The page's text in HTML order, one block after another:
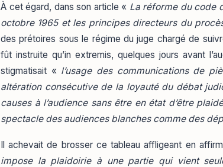
À cet égard, dans son article « La réforme du code
octobre 1965 et les principes directeurs du
des prétoires sous le régime du juge chargé de
fût instruite qu’in extremis, quelques jours avant
stigmatisait « l’usage des communications de
altération consécutive de la loyauté du débat
causes à l’audience sans être en état d’être
spectacle des audiences blanches comme des
Il achevait de brosser ce tableau affligeant en
impose la plaidoirie à une partie qui vient